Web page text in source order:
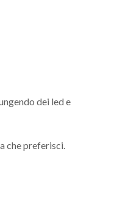
dei led e
che preferisci.